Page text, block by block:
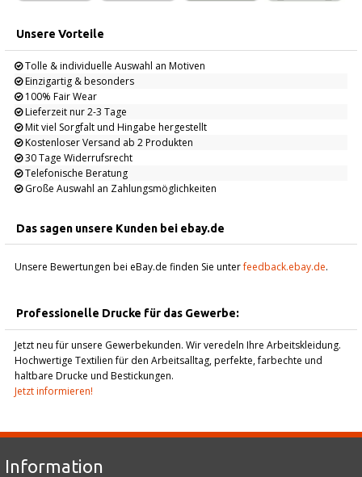
Unsere Vorteile
Tolle & individuelle Auswahl an Motiven
Einzigartig & besonders
100% Fair Wear
Lieferzeit nur 2-3 Tage
Mit viel Sorgfalt und Hingabe hergestellt
Kostenloser Versand ab 2 Produkten
30 Tage Widerrufsrecht
Telefonische Beratung
Große Auswahl an Zahlungsmöglichkeiten
Das sagen unsere Kunden bei ebay.de
Unsere Bewertungen bei eBay.de finden Sie unterfeedback.ebay.de.
Professionelle Drucke für das Gewerbe:
Jetzt neu für unsere Gewerbekunden. Wir veredeln Ihre Arbeitskleidung.
Hochwertige Textilien für den Arbeitsalltag, perfekte, farbechte und
haltbare Drucke und Bestickungen.
Jetzt informieren!
Information